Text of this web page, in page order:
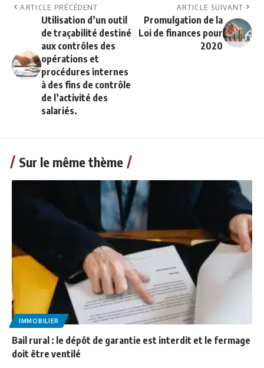
ARTICLE PRÉCÉDENT
Utilisation d’un outil
de traçabilité destiné
aux contrôles des
opérations et
procédures internes
à des fins de contrôle
de l’activité des
salariés.
ARTICLE SUIVANT
Promulgation de la
Loi de finances pour
2020
Sur le même thème
IMMOBILIER
Bail rural : le dépôt de garantie est interdit et le fermage
doit être ventilé